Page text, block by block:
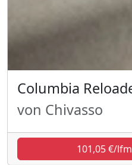
Columbia
von Chivasso
101,05 €/